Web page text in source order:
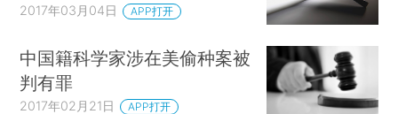
2017年03月04日 APP打开
中国籍科学家涉在美偷种案被
判有罪
2017年02月21日 APP打开